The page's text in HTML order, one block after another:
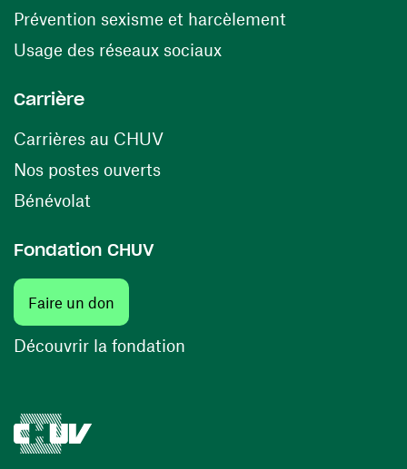
Prévention sexisme et harcèlement
Usage des réseaux sociaux(opens in a new
Carrière
Carrières au CHUV(opens in a new window)
Nos postes ouverts(opens in a new window)
Bénévolat
Fondation CHUV
Faire un don
Découvrir la fondation